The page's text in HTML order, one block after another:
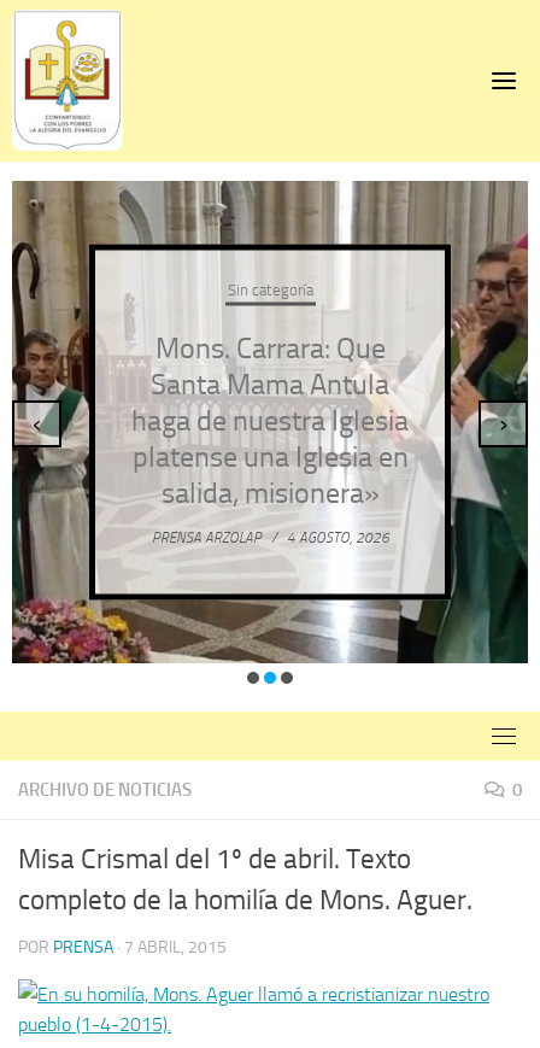
Skip
content
Sin categoría
Mons. Carrara: Que
Santa Mama Antula
haga de nuestra Iglesia
platense una Iglesia en
salida, misionera»
PRENSA ARZOLAP / 4 AGOSTO, 2026
‹ ›
ARCHIVO DE NOTICIAS 0
Misa Crismal del 1º de abril. Texto
completo de la homilía de Mons. Aguer.
POR PRENSA · 7 ABRIL, 2015